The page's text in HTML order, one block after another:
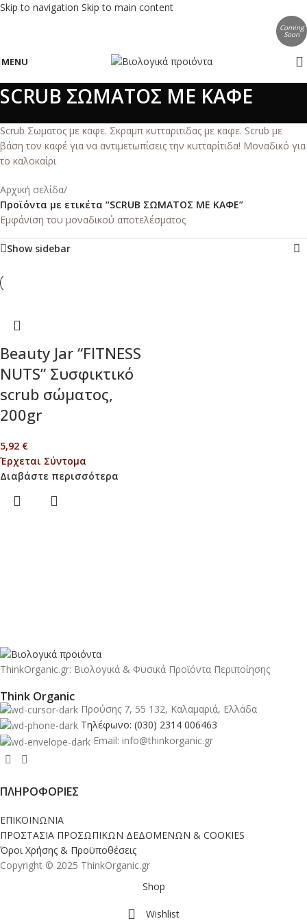
Skip to navigation Skip to main content
MENU
SCRUB ΣΩΜΑΤΟΣ ΜΕ ΚΑΦΕ
Scrub Σωματος με καφε. Σκραμπ κυτταριτιδας με καφε. Scrub με
βάση τον καφέ για να αντιμετωπίσεις την κυτταρίτιδα! Μοναδικό για
το καλοκαίρι
Αρχική σελίδα/
Προϊόντα με ετικέτα “SCRUB ΣΩΜΑΤΟΣ ΜΕ ΚΑΦΕ”
Εμφάνιση του μοναδικού αποτελέσματος
Show sidebar
Coming
Soon
Beauty Jar “FITNESS
NUTS” Συσφικτικό
scrub σώματος,
200gr
5,92 €
Έρχεται Σύντομα
Διαβάστε περισσότερα
ThinkOrganic.gr: Βιολογικά & Φυσικά Προϊόντα Περιποίησης
Think Organic
Προύσης 7, 55 132, Καλαμαριά, Ελλάδα
Τηλέφωνο: (030) 2314 006463
Email: info@thinkorganic.gr
ΠΛΗΡΟΦΟΡΙΕΣ
ΕΠΙΚΟΙΝΩΝΙΑ
ΠΡΟΣΤΑΣΙΑ ΠΡΟΣΩΠΙΚΩΝ ΔΕΔΟΜΕΝΩΝ & COOKIES
Όροι Χρήσης & Προϋποθέσεις
Copyright © 2025 ThinkOrganic.gr
Shop
Wishlist